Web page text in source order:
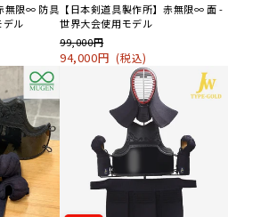
無限∞ 防具
デル
【日本剣道具製作所】赤無限∞ 面 -
世界大会使用モデル
99,000円
94,000円(税込)